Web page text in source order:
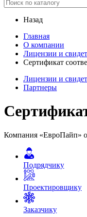
Назад
Главная
О компании
Лицензии и
Сертификат
Лицензии и
Партнеры
Компания «ЕвроПайп»
Подрядчику
Проектировщику
Заказчику